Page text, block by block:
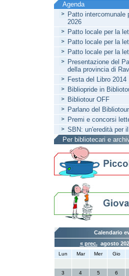
Agenda
Patto intercomunale
2026
Patto locale per la
Patto locale per la
Patto locale per la
Presentazione del
della provincia di
Festa del Libro 2014
Bibliopride in
Bibliotour OFF
Parlano del
Premi e concorsi
SBN: un'eredità per
Per bibliotecari e
Calendario
« prec.agosto
Lun Mar Mer Gio
3
4 5 6